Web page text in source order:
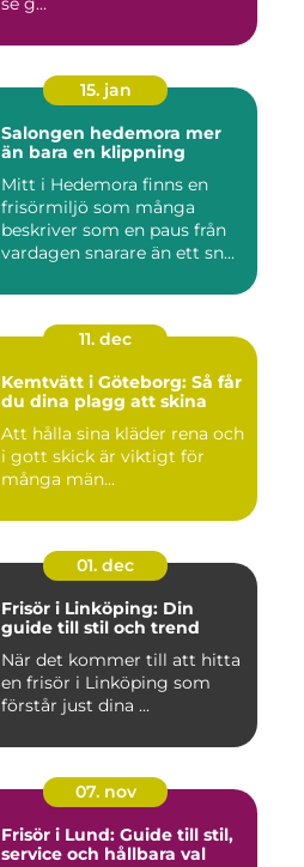
15. jan
Salongen hedemora mer
än bara en klippning
Mitt i Hedemora finns en
frisörmiljö som många
beskriver som en paus från
vardagen snarare än ett sn...
11. dec
Kemtvätt i Göteborg: Så får
du dina plagg att skina
Att hålla sina kläder rena och
i gott skick är viktigt för
många män...
01. dec
Frisör i Linköping: Din
guide till stil och trend
När det kommer till att hitta
en frisör i Linköping som
förstår just dina ...
07. nov
Frisör i Lund: Guide till stil,
service och hållbara val